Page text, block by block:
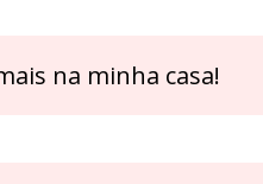
na minha casa!